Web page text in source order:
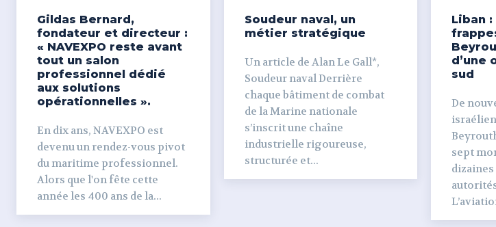
Gildas Bernard,
fondateur et directeur :
« NAVEXPO reste avant
tout un salon
professionnel dédié
aux solutions
opérationnelles ».
En dix ans, NAVEXPO est
devenu un rendez-vous pivot
du maritime professionnel.
Alors que l'on fête cette
année les 400 ans de la...
Soudeur naval, un
métier stratégique
Un article de Alan Le Gall*,
Soudeur naval Derrière
chaque bâtiment de combat
de la Marine nationale
s’inscrit une chaîne
industrielle rigoureuse,
structurée et...
Liban
d’une
sud
De
sept
dizaines